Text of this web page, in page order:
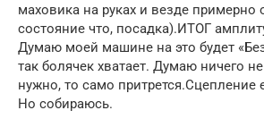
маховика на руках и везде примерно
состояние что, посадка).ИТОГ
Думаю моей машине на это будет
так болячек хватает. Думаю ничего
нужно, то само притрется.Сцепление
Но собираюсь.